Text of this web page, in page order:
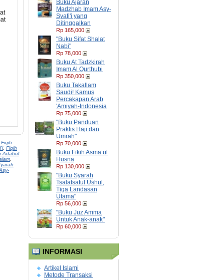
Buku Ajaran
Madzhab Imam Asy-
Syafi'i yang
Ditinggalkan
Rp 165,000
"Buku Sifat Shalat
Nabi"
Rp 78,000
Buku At Tadzkirah
Imam Al Qurthubi
Rp 350,000
Buku Takallam
Saudi! Kamus
Percakapan Arab
'Amiyah-Indonesia
Rp 75,000
"Buku Panduan
Praktis Haji dan
Umrah"
Rp 70,000
Buku Fikih Asma’ul
Husna
Rp 130,000
"Buku Syarah
Tsalatsatul Ushul,
Tiga Landasan
Utama"
Rp 56,000
"Buku Juz Amma
Untuk Anak-anak"
Rp 60,000
INFORMASI
Artikel Islami
Metode Transaksi
, Fiqih
Adabul